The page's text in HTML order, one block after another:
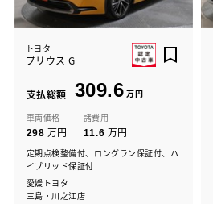
トヨタ
プリウス G
支払総額 309.6 万円
車両価格
298 万円
諸費用
11.6 万円
定期点検整備付、ロングラン保証付、ハ
イブリッド保証付
愛媛トヨタ
三島・川之江店